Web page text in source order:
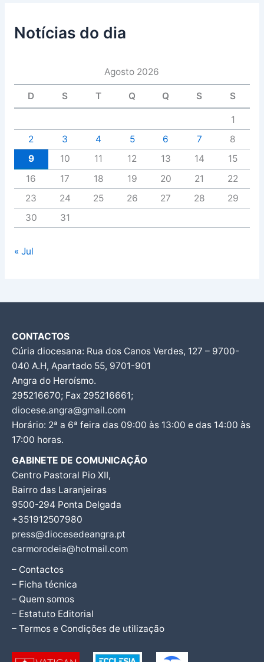
Notícias do dia
Agosto 2026
D S T Q Q S S
1
2
3 4 5 6 7
8
9
10 11 12 13 14
15
16
17 18 19 20 21
22
23
24 25 26 27 28
29
30
31
« Jul
CONTACTOS
Cúria diocesana: Rua dos Canos Verdes, 127 – 9700-
040 A.H, Apartado 55, 9701-901
Angra do Heroísmo.
295216670; Fax 295216661;
diocese.angra@gmail.com
Horário: 2ª a 6ª feira das 09:00 às 13:00 e das 14:00 às
17:00 horas.
GABINETE DE COMUNICAÇÃO
Centro Pastoral Pio XII,
Bairro das Laranjeiras
9500-294 Ponta Delgada
+351912507980
press@diocesedeangra.pt
carmorodeia@hotmail.com
– Contactos
– Ficha técnica
– Quem somos
– Estatuto Editorial
– Termos e Condições de utilização